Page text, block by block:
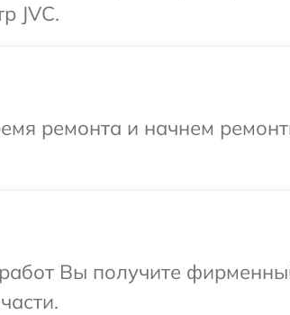
JVC.
ремонта и начнем
Вы получите